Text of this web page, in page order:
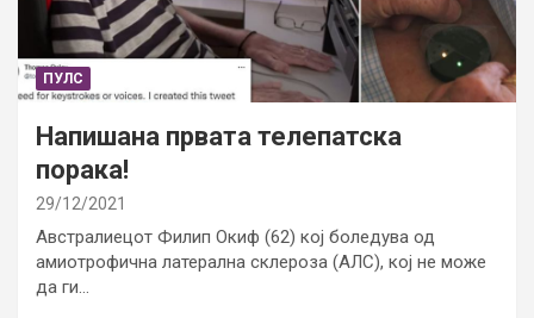
ПУЛС
Напишана првата телепатска
порака!
29/12/2021
Австралиецот Филип Окиф (62) кој боледува од
амиотрофична латерална склероза (АЛС), кој не може
да ги…